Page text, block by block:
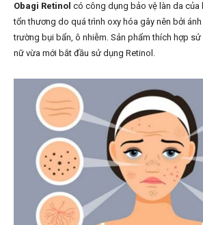
Obagi Retinol có công dụng bảo vệ làn da của
tổn thương do quá trình oxy hóa gây nên bởi
trường bụi bẩn, ô nhiễm. Sản phẩm thích hợp
nữ vừa mới bắt đầu sử dụng Retinol.